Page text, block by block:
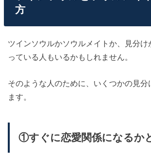
方
ツインソウルかソウルメイトか、見分け
っている人もいるかもしれません。
そのような人のために、いくつかの見分
ます。
①すぐに恋愛関係になるか